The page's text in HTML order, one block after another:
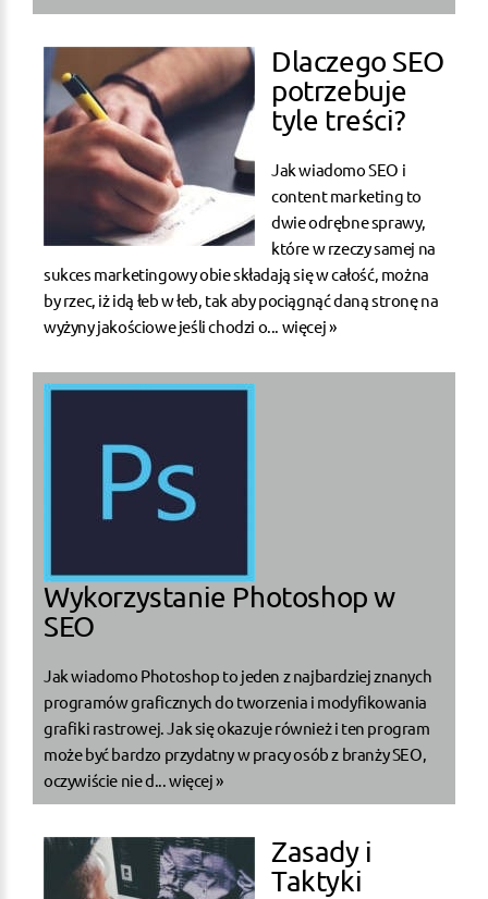
Dlaczego SEO
potrzebuje
tyle treści?
Jak wiadomo SEO i
content marketing to
dwie odrębne sprawy,
które w rzeczy samej na
sukces marketingowy obie składają się w całość, można
by rzec, iż idą łeb w łeb, tak aby pociągnąć daną stronę na
wyżyny jakościowe jeśli chodzi o... więcej »
Wykorzystanie Photoshop w
SEO
Jak wiadomo Photoshop to jeden z najbardziej znanych
programów graficznych do tworzenia i modyfikowania
grafiki rastrowej. Jak się okazuje również i ten program
może być bardzo przydatny w pracy osób z branży SEO,
oczywiście nie d... więcej »
Zasady i
Taktyki